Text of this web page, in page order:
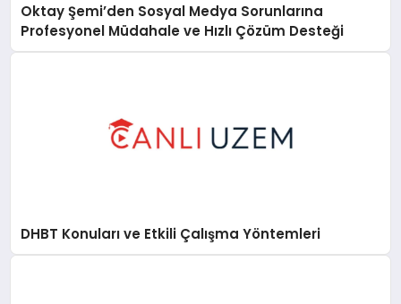
Oktay Şemi’den Sosyal Medya Sorunlarına
Profesyonel Müdahale ve Hızlı Çözüm Desteği
DHBT Konuları ve Etkili Çalışma Yöntemleri